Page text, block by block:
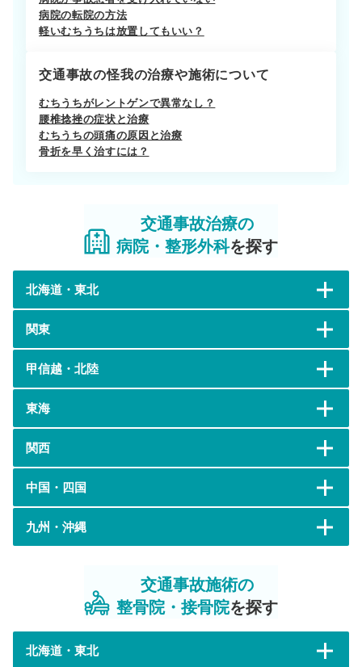
病院の転院の方法
軽いむちうちは放置してもいい？
交通事故の怪我の治療や施術について
むちうちがレントゲンで異常なし？
腰椎捻挫の症状と治療
むちうちの頭痛の原因と治療
骨折を早く治すには？
交通事故治療の
病院・整形外科を探す
北海道・東北
関東
甲信越・北陸
東海
関西
中国・四国
九州・沖縄
交通事故施術の
整骨院・接骨院を探す
北海道・東北